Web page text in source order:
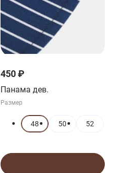
450 ₽
Панама дев.
Размер
48 50 52